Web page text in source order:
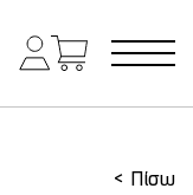
< Πίσω